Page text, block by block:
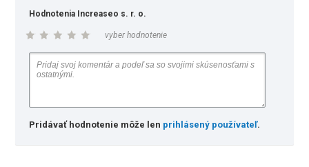
Hodnotenia Increaseo s. r. o.
vyber hodnotenie
Pridávať hodnotenie môže len prihlásený používateľ.